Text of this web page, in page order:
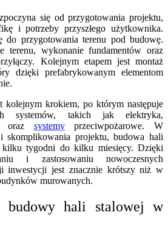
się od przygotowania projektu,
i potrzeby przyszłego użytkownika.
do przygotowania terenu pod budowę.
terenu, wykonanie fundamentów oraz
Kolejnym etapem jest montaż
dzięki prefabrykowanym elementom
kolejnym krokiem, po którym następuje
systemów, takich jak elektryka,
systemyprzeciwpożarowe. W
skomplikowania projektu, budowa hali
tygodni do kilku miesięcy. Dzięki
i zastosowaniu nowoczesnych
inwestycji jest znacznie krótszy niż w
murowanych.
budowy hali stalowej w